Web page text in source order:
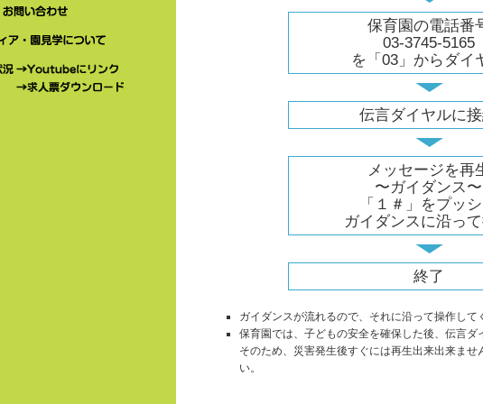
案内
保育園の電話番
03-3745-5165
を「03」からダイ
▼
伝言ダイヤルに
▼
メッセージを再
〜ガイダンス〜
「１＃」をプッシ
ガイダンスに沿っ
▼
終了
ガイダンスが流れるので、それに沿って操作して
保育園では、子どもの安全を確保した後、伝言ダ
そのため、災害発生後すぐには再生出来出来ませ
い。